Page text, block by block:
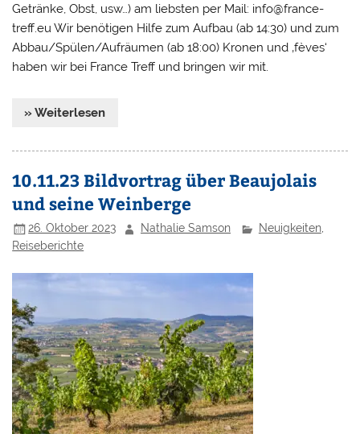
Getränke, Obst, usw…) am liebsten per Mail: info@france-
treff.eu Wir benötigen Hilfe zum Aufbau (ab 14:30) und zum
Abbau/Spülen/Aufräumen (ab 18:00) Kronen und ‚fèves‘
haben wir bei France Treff und bringen wir mit.
» Weiterlesen
10.11.23 Bildvortrag über Beaujolais
und seine Weinberge
26. Oktober 2023 Nathalie Samson Neuigkeiten,
Reiseberichte